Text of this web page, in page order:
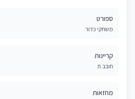
ספורט
משחקי כדור
קריינות
חובב.ת
מחזאות